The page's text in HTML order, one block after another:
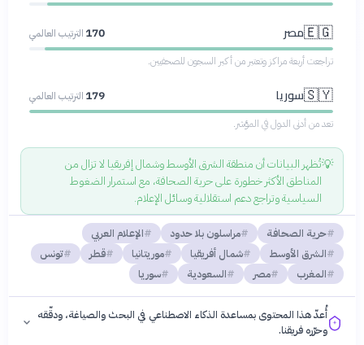
🇪🇬مصر 170 الترتيب العالمي
تراجعت أربعة مراكز وتعتبر من أكبر السجون للصحفيين.
🇸🇾سوريا 179 الترتيب العالمي
تعد من أدنى الدول في المؤشر.
💡تُظهر البيانات أن منطقة الشرق الأوسط وشمال إفريقيا لا تزال من
المناطق الأكثر خطورة على حرية الصحافة، مع استمرار الضغوط
السياسية وتراجع دعم استقلالية وسائل الإعلام.
حرية الصحافة مراسلون بلا حدود
الإعلام العربي
الشرق الأوسط
شمال أفريقيا موريتانيا قطر
تونس
المغرب
مصر السعودية سوريا
أُعدّ هذا المحتوى بمساعدة الذكاء الاصطناعي في البحث والصياغة، ودقّقه
وحرّره فريقنا.